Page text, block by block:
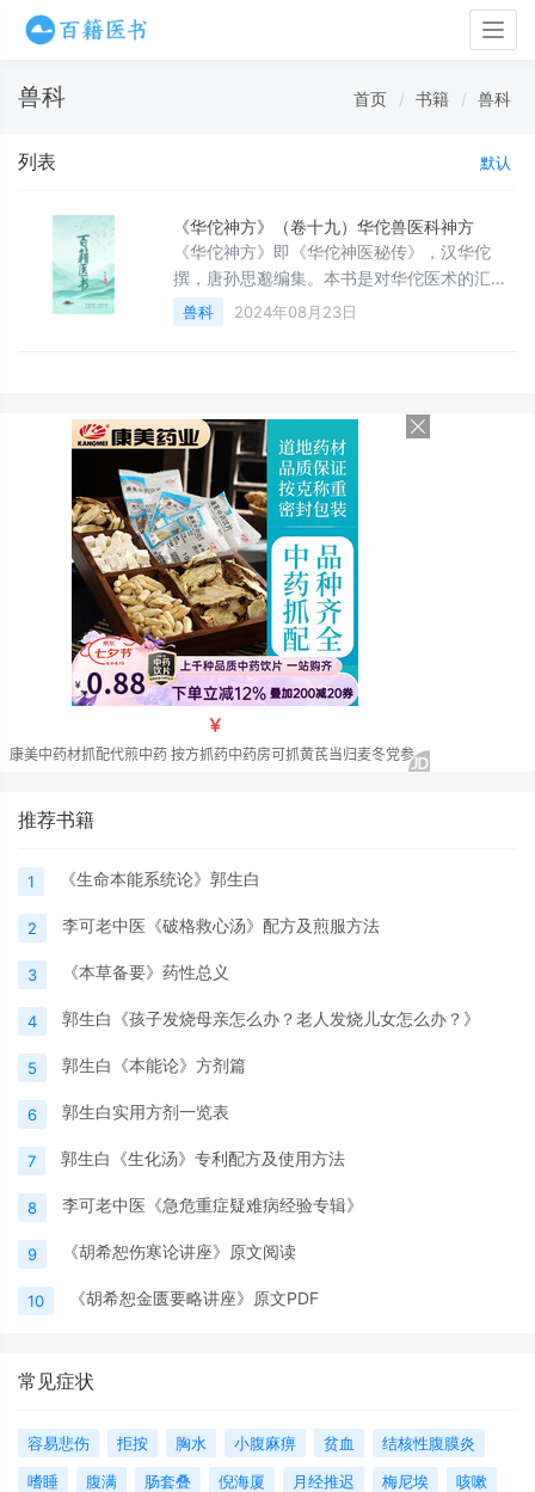
兽科 首页 书籍 兽科
列表 默认
《华佗神方》（卷十九）华佗兽医科神方
《华佗神方》即《华佗神医秘传》，汉华佗
撰，唐孙思邈编集。本书是对华佗医术的汇总
总结，卷十九为华佗兽医科神方。
兽科 2024年08月23日
推荐书籍
1 《生命本能系统论》郭生白
2 李可老中医《破格救心汤》配方及煎服方法
3 《本草备要》药性总义
4 郭生白《孩子发烧母亲怎么办？老人发烧儿女怎么办？》
5 郭生白《本能论》方剂篇
6 郭生白实用方剂一览表
7 郭生白《生化汤》专利配方及使用方法
8 李可老中医《急危重症疑难病经验专辑》
9 《胡希恕伤寒论讲座》原文阅读
10 《胡希恕金匮要略讲座》原文PDF
常见症状
容易悲伤 拒按 胸水 小腹麻痹 贫血
结核性腹膜炎
嗜睡
腹满 肠套叠 倪海厦 月经推迟 梅尼埃
咳嗽